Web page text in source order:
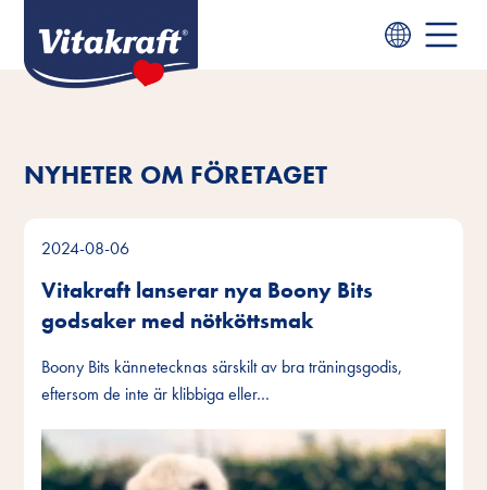
NYHETER OM FÖRETAGET
2024-08-06
Vitakraft lanserar nya Boony Bits
godsaker med nötköttsmak
Boony Bits kännetecknas särskilt av bra träningsgodis,
eftersom de inte är klibbiga eller…